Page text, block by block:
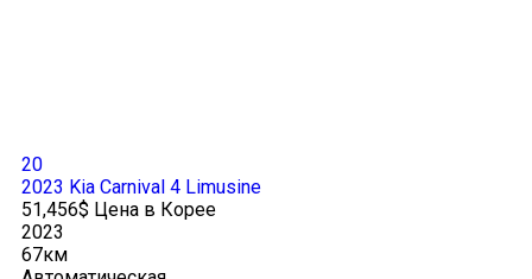
20
2023 Kia Carnival 4 Limusine
51,456$ Цена в Корее
2023
67км